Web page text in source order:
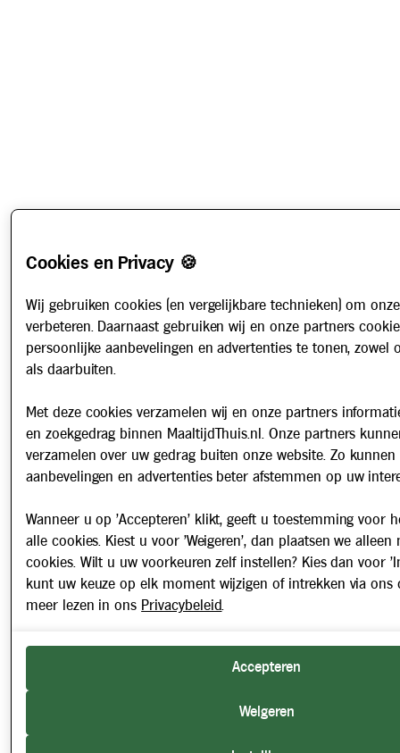
Cookies en Privacy 🍪
Wij gebruiken cookies (en vergelijkbare technieken) om
verbeteren. Daarnaast gebruiken wij en onze partners
persoonlijke aanbevelingen en advertenties te tonen, zowel
als daarbuiten.
Met deze cookies verzamelen wij en onze partners
en zoekgedrag binnen MaaltijdThuis.nl. Onze partners
verzamelen over uw gedrag buiten onze website. Zo kunnen
aanbevelingen en advertenties beter afstemmen op uw
Wanneer u op 'Accepteren' klikt, geeft u toestemming voor
alle cookies. Kiest u voor 'Weigeren', dan plaatsen we alleen
cookies. Wilt u uw voorkeuren zelf instellen? Kies dan voor
kunt uw keuze op elk moment wijzigen of intrekken via ons
meer lezen in ons Privacybeleid.
Accepteren
Weigeren